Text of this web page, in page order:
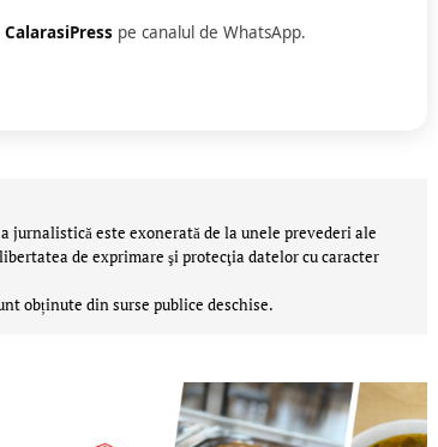
CalarasiPress pe canalul de WhatsApp.
jurnalistică este exonerată de la unele prevederi ale
de exprimare şi protecţia datelor cu caracter
obținute din surse publice deschise.